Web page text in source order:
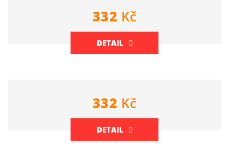
332 Kč
DETAIL
332 Kč
DETAIL